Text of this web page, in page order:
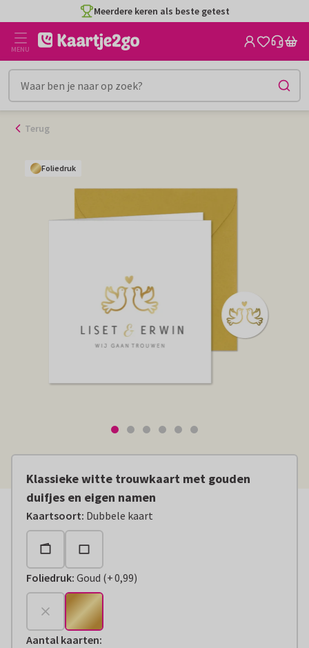
naar
inhoud
Meerdere keren als beste getest
MENU
Terug
Foliedruk
Foliedruk
Foliedruk
Foliedruk
Foliedruk
Foliedruk
Klassieke witte trouwkaart met gouden
duifjes en eigen namen
Kaartsoort: Dubbele kaart
Foliedruk: Goud (
+€ 0,99
+0,99)
Aantal kaarten: